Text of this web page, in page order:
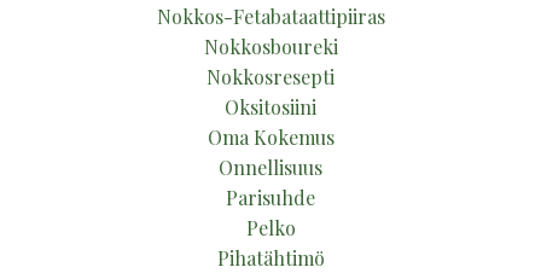
Nokkos-Fetabataattipiiras
Nokkosboureki
Nokkosresepti
Oksitosiini
Oma Kokemus
Onnellisuus
Parisuhde
Pelko
Pihatähtimö